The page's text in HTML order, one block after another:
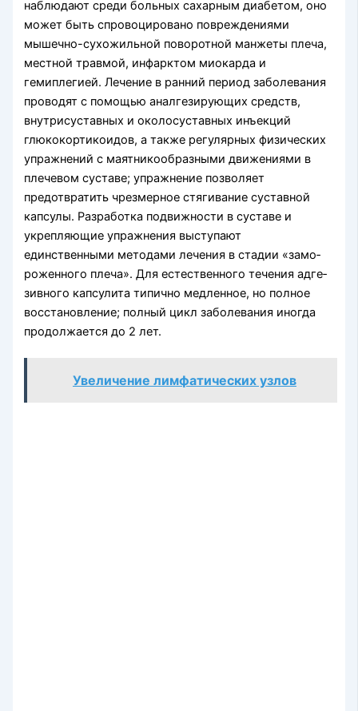
наблюдают среди больных сахарным диабетом, оно
может быть спровоцировано повреждениями
мышечно-сухожильной поворотной манжеты плеча,
местной травмой, инфарктом миокарда и
гемиплеги­ей. Лечение в ранний период заболевания
проводят с помощью аналгезирующих средств,
внутрисуставных и око­лосуставных инъекций
глюкокортикоидов, а также регулярных физических
упражнений с маятникооб­разными движениями в
плечевом суставе; упраж­нение позволяет
предотвратить чрезмерное стяги­вание суставной
капсулы. Разработка подвижности в суставе и
укрепляющие упражнения выступают
единственными методами лечения в стадии «замо­
роженного плеча». Для естественного течения адге­
зивного капсулита типично медленное, но полное
восстановление; полный цикл заболевания иногда
продолжается до 2 лет.
Увеличение лимфатических узлов